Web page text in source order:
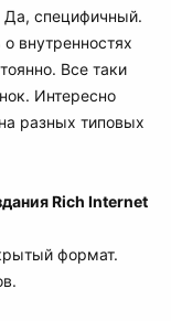
специфичный.
внутренностях
Все таки
Интересно
разных типовых
Rich Internet
формат.